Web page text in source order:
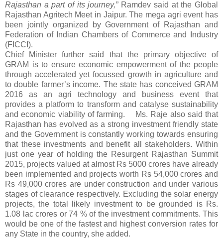
Rajasthan a part of its journey,” Ramdev said at the Global
Rajasthan Agritech Meet in Jaipur. The mega agri event has
been jointly organized by Government of Rajasthan and
Federation of Indian Chambers of Commerce and Industry
(FICCI).
Chief Minister further said that the primary objective of
GRAM is to ensure economic empowerment of the people
through accelerated yet focussed growth in agriculture and
to double farmer’s income. The state has conceived GRAM
2016 as an agri technology and business event that
provides a platform to transform and catalyse sustainability
and economic viability of farming. Ms. Raje also said that
Rajasthan has evolved as a strong investment friendly state
and the Government is constantly working towards ensuring
that these investments and benefit all stakeholders. Within
just one year of holding the Resurgent Rajasthan Summit
2015, projects valued at almost Rs 5000 crores have already
been implemented and projects worth Rs 54,000 crores and
Rs 49,000 crores are under construction and under various
stages of clearance respectively. Excluding the solar energy
projects, the total likely investment to be grounded is Rs.
1.08 lac crores or 74 % of the investment commitments. This
would be one of the fastest and highest conversion rates for
any State in the country, she added.